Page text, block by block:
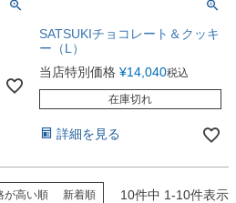
SATSUKIチョコレート＆クッキ
ー（L）
当店特別価格 ¥14,040税込
在庫切れ
詳細を見る
が高い順 新着順 10件中 1-10件表示